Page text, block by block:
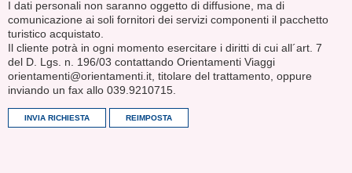
I dati personali non saranno oggetto di diffusione, ma di
comunicazione ai soli fornitori dei servizi componenti il pacchetto
turistico acquistato.
Il cliente potrà in ogni momento esercitare i diritti di cui all´art. 7
del D. Lgs. n. 196/03 contattando Orientamenti Viaggi
orientamenti@orientamenti.it, titolare del trattamento, oppure
inviando un fax allo 039.9210715.